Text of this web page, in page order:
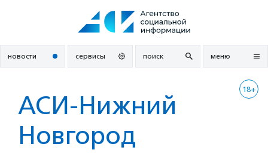
новости сервисы поиск меню
18+
АСИ-Нижний
Новгород